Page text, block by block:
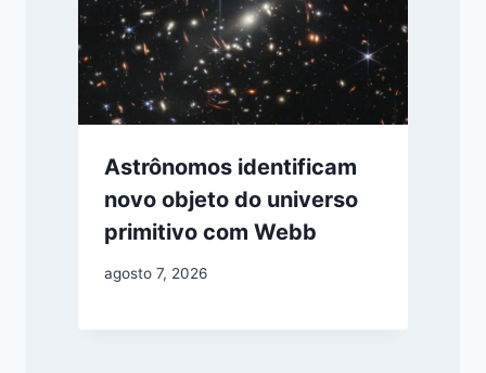
Astrônomos identificam
novo objeto do universo
primitivo com Webb
agosto 7, 2026